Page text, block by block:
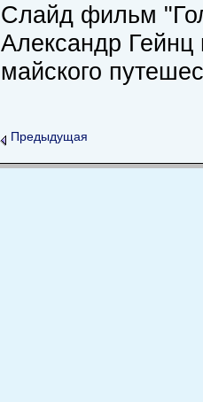
Слайд фильм
Александр
майского
Предыдущая